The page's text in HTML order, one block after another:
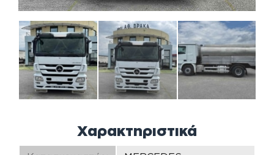
Χαρακτηριστικά